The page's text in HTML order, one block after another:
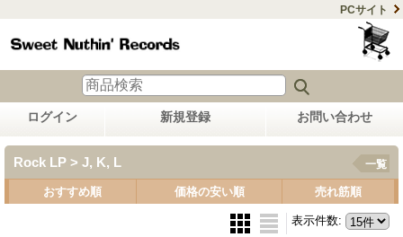
PCサイト
ログイン 新規登録 お問い合わせ
Rock LP > J, K, L 一覧
おすすめ順 価格の安い順 売れ筋順
表示件数: